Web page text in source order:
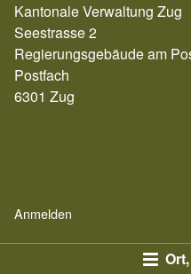
Kantonale Verwaltung Zug
Seestrasse 2
Regierungsgebäude am
Postfach
6301 Zug
Anmelden